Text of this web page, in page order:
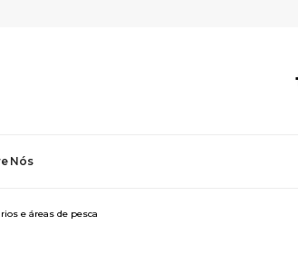
Nós
e áreas de pesca